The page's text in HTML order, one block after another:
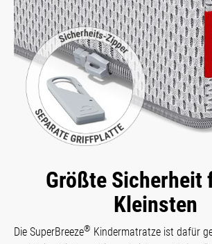
Größte Sicherheit
Kleinsten
Die SuperBreeze® Kindermatratze ist dafür